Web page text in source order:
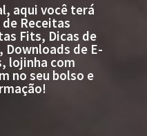
aqui você terá
Receitas
Fits, Dicas de
Downloads de E-
lojinha com
no seu bolso e